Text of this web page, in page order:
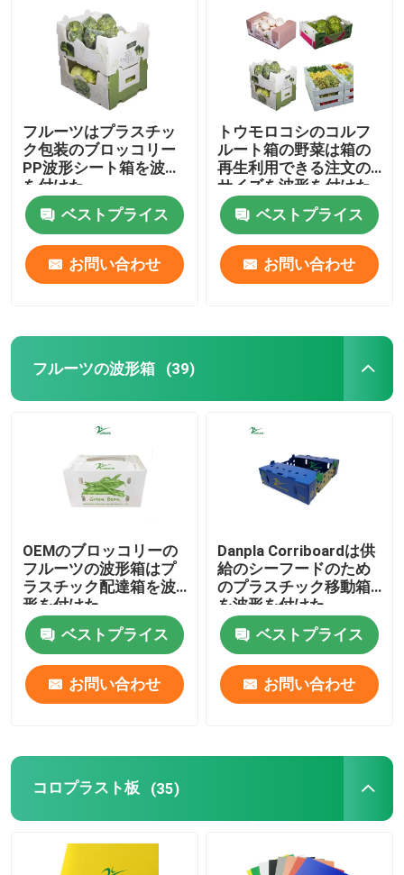
フルーツはプラスチッ
ク包装のブロッコリー
PP波形シート箱を波形
を付けた
ベストプライス
お問い合わせ
トウモロコシのコルフ
ルート箱の野菜は箱の
再生利用できる注文の
サイズを波形を付けた
ベストプライス
お問い合わせ
フルーツの波形箱 (39)
OEMのブロッコリーの
フルーツの波形箱はプ
ラスチック配達箱を波
形を付けた
ベストプライス
お問い合わせ
Danpla Corriboardは供
給のシーフードのため
のプラスチック移動箱
を波形を付けた
ベストプライス
お問い合わせ
コロプラスト板 (35)